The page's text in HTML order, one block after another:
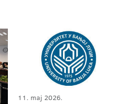
11. maj 2026.